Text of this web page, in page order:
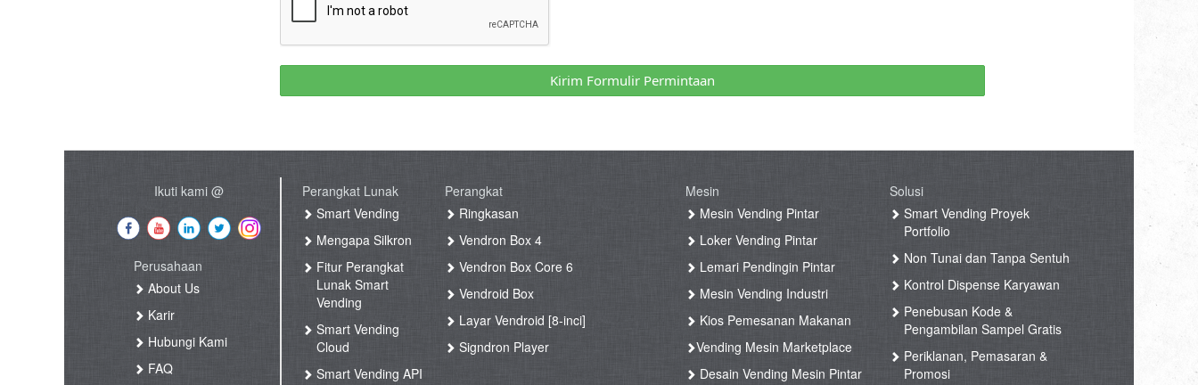
Kirim Formulir Permintaan
Ikuti kami @
Perusahaan
About Us
Karir
Hubungi Kami
FAQ
Perangkat Lunak
Smart Vending
Mengapa Silkron
Fitur Perangkat
Lunak Smart
Vending
Smart Vending
Cloud
Smart Vending API
Perangkat
Ringkasan
Vendron Box 4
Vendron Box Core 6
Vendroid Box
Layar Vendroid [8-inci]
Signdron Player
Mesin
Mesin Vending Pintar
Loker Vending Pintar
Lemari Pendingin Pintar
Mesin Vending Industri
Kios Pemesanan Makanan
Vending Mesin Marketplace
Desain Vending Mesin Pintar
Solusi
Smart Vending Proyek
Portfolio
Non Tunai dan Tanpa Sentuh
Kontrol Dispense Karyawan
Penebusan Kode &
Pengambilan Sampel Gratis
Periklanan, Pemasaran &
Promosi